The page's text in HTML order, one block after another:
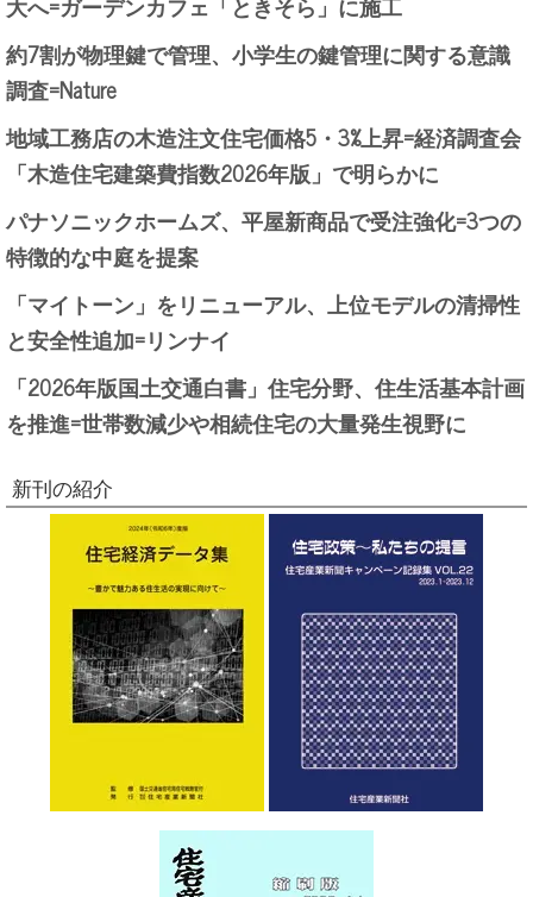
約7割が物理鍵で管理、小学生の鍵管理に関する意識
調査=Nature
地域工務店の木造注文住宅価格5・3%上昇=経済調査会
「木造住宅建築費指数2026年版」で明らかに
パナソニックホームズ、平屋新商品で受注強化=3つの
特徴的な中庭を提案
「マイトーン」をリニューアル、上位モデルの清掃性
と安全性追加=リンナイ
「2026年版国土交通白書」住宅分野、住生活基本計画
を推進=世帯数減少や相続住宅の大量発生視野に
新刊の紹介